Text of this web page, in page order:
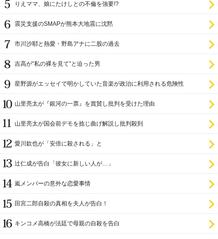
りえママ、娘にたけしとの不倫を強要!?
震災支援のSMAPが熊本大地震に沈黙
市川沙耶と熱愛・野島アナに二股の過去
吉高が“私の裸を見て”と迫った男
星野源がエッセイで明かしていた音楽が政治に利用される危険性
山里亮太が『銀河の一票』を賞賛し批判を受けた理由
山里亮太が国会前デモを捻じ曲げ解説し批判殺到
愛川欽也が「安倍に殺される」と
辻仁成が告白「彼女に新しい人が…」
嵐メンバーの意外な恋愛事情
田宮二郎自殺の真相を夫人が告白！
キンコメ高橋が法廷で母親の自殺を告白